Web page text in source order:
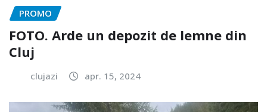
PROMO
FOTO. Arde un depozit de lemne din
Cluj
clujazi apr. 15, 2024